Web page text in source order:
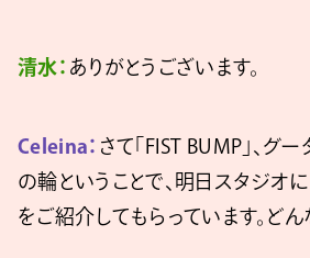
清水： ありがとうございます。
Celeina： さて「FIST BUMP」、グ
の輪ということで、明日スタジオ
をご紹介してもらっています。どん